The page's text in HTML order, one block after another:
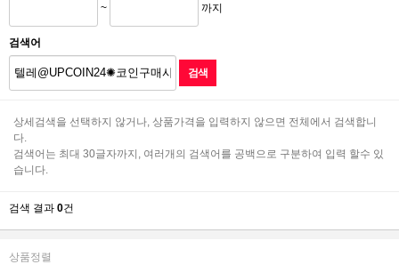
~ 까지
검색어
상세검색을 선택하지 않거나, 상품가격을 입력하지 않으면 전체에서 검색합니
다.
검색어는 최대 30글자까지, 여러개의 검색어를 공백으로 구분하여 입력 할수 있
습니다.
검색 결과 0건
상품정렬